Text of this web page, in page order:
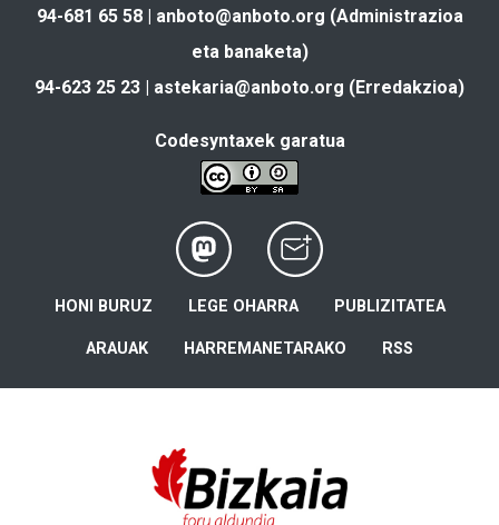
94-681 65 58 | anboto@anboto.org (Administrazioa
eta banaketa)
94-623 25 23 | astekaria@anboto.org (Erredakzioa)
Codesyntaxek garatua
HONI BURUZ LEGE OHARRA PUBLIZITATEA
ARAUAK HARREMANETARAKO RSS